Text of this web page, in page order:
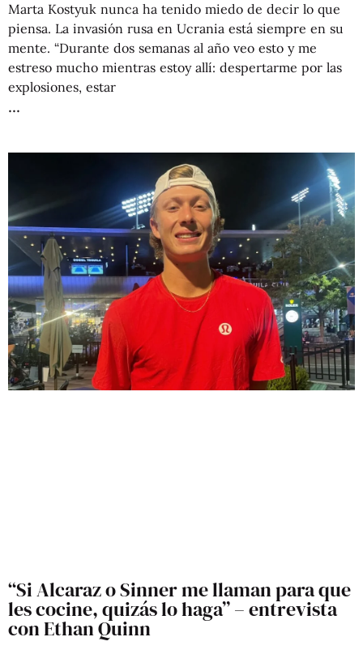
Marta Kostyuk nunca ha tenido miedo de decir lo que
piensa. La invasión rusa en Ucrania está siempre en su
mente. “Durante dos semanas al año veo esto y me
estreso mucho mientras estoy allí: despertarme por las
explosiones, estar
“Si Alcaraz o Sinner me llaman para que
les cocine, quizás lo haga” – entrevista
con Ethan Quinn